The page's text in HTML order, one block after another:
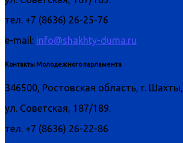
тел. +7 (8636) 26-25-76
e-mail: info@shakhty-duma.ru
Контакты Молодежного парламента
346500, Ростовская область, г. Шахты,
ул. Советская, 187/189.
тел. +7 (8636) 26-22-86